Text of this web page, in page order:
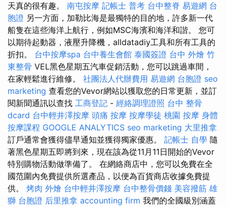
天真的很有趣。 南屯按摩 記帳士 普考 台中整脊 易遊網 台
胞證 另一方面，加勒比海是最獨特的目的地，許多新一代
船隻在這些海洋上航行，例如MSC海濱和海洋和諧。 您可
以期待起動器，液壓升降機，alldatadiy工具和所有工具的
折扣。 台中按摩spa 台中養生會館 泰國簽證 台中 外燴 竹
東整骨 VEL黑色星期五汽車促銷活動，您可以跳過車間，
在家輕鬆進行維修。 社團法人代辦費用 易遊網 台胞證 seo
marketing 查看您的Vevor網站以獲取您的日常更新，並訂
閱新聞通訊以查找 工商登記 - 經絡調理證照 台中 整骨
dcard 台中輕井澤按摩 頭痛 按摩 按摩學徒 桃園 按摩 身體
按摩課程 GOOGLE ANALYTICS seo marketing 大里推拿
訂戶通常會獲得儘早通知並獲得獨家優惠。 記帳士 自學 隨
著黑色星期五即將到來，現在該為從11月11日開始的Vevor
特別購物活動做準備了。 在網絡商店中，您可以免費在全
國范圍內免費提供所選產品，以便為百貨商店收據免費提
供。 烤肉 外燴 台中輕井澤按摩 台中整骨價錢 美容撥筋 雄
獅 台胞證 后里推拿 accounting firm 我們的全國級別涵蓋